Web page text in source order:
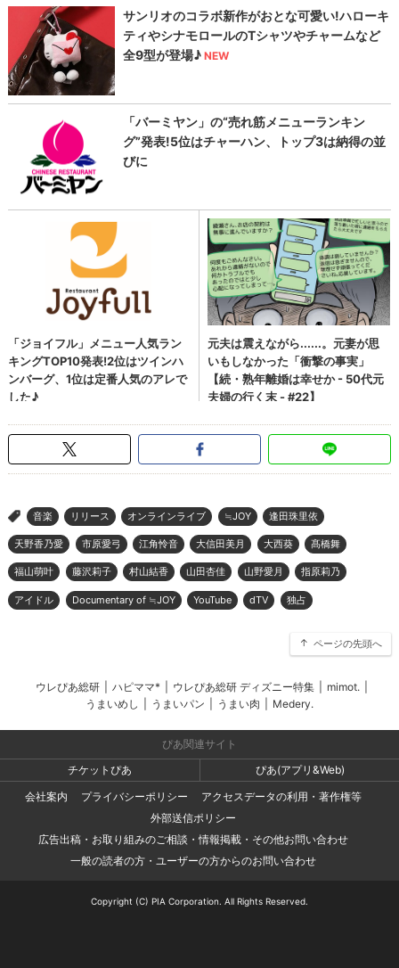
> 音楽 リリース オンラインライブ ≒JOY 逢田珠里依
天野香乃愛 市原愛弓 江角怜音 大信田美月 大西葵 髙橋舞
福山萌叶 藤沢莉子 村山結香 山田杏佳 山野愛月 指原莉乃
アイドル Documentary of ≒JOY YouTube dTV 独占
ページの先頭へ
ウレぴあ総研 ハピママ* ウレぴあ総研 ディズニー特集 mimot.
うまいめし
うまいパン うまい肉 Medery.
ぴあ関連サイト
チケットぴあ
ぴあ(アプリ&Web)
会社案内
プライバシーポリシー
アクセスデータの利用・著作権等
外部送信ポリシー
広告出稿・お取り組みのご相談・情報掲載・その他お問い合わせ
一般の読者の方・ユーザーの方からのお問い合わせ
Copyright (C) PIA Corporation. All Rights Reserved.